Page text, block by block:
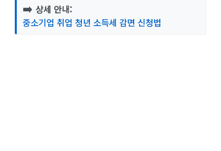
➡️ 상세 안내:
중소기업 취업 청년 소득세 감면 신청법